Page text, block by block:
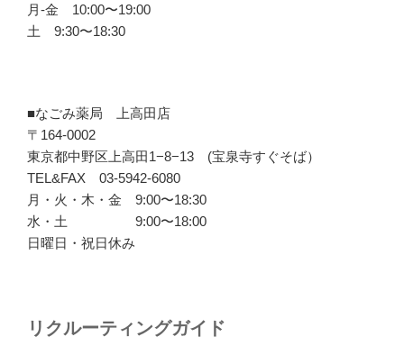
月-金 10:00〜19:00
土 9:30〜18:30
■なごみ薬局 上高田店
〒164-0002
東京都中野区上高田1−8−13 (宝泉寺すぐそば）
TEL&FAX 03-5942-6080
月・火・木・金 9:00〜18:30
水・土 9:00〜18:00
日曜日・祝日休み
リクルーティングガイド